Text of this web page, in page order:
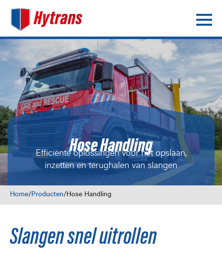
Hose Handling
Efficiënte oplossingen voor het opslaan,
inzetten en terughalen van slangen
Home/Producten/Hose Handling
Slangen snel uitrollen